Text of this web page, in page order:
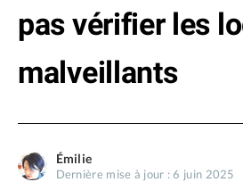
BuhoCleaner
BuhoRepair
BuhoLaunchpad
Boutique
Blog
L'entreprise
pas vérifier les
malveillants
Émilie
Dernière mise à jour : 6 juin 2025